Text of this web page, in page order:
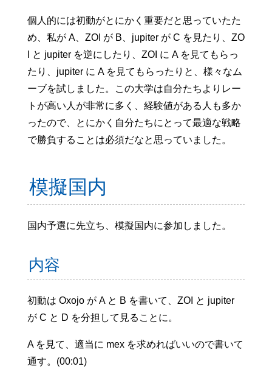
個人的には初動がとにかく重要だと思っていたた
め、私が A、ZOI が B、jupiter が C を見たり、ZO
I と jupiter を逆にしたり、ZOI に A を見てもらっ
たり、jupiter に A を見てもらったりと、様々なム
ーブを試しました。この大学は自分たちよりレー
トが高い人が非常に多く、経験値がある人も多か
ったので、とにかく自分たちにとって最適な戦略
で勝負することは必須だなと思っていました。
模擬国内
国内予選に先立ち、模擬国内に参加しました。
内容
初動は Oxojo が A と B を書いて、ZOI と jupiter
が C と D を分担して見ることに。
A を見て、適当に mex を求めればいいので書いて
通す。(00:01)